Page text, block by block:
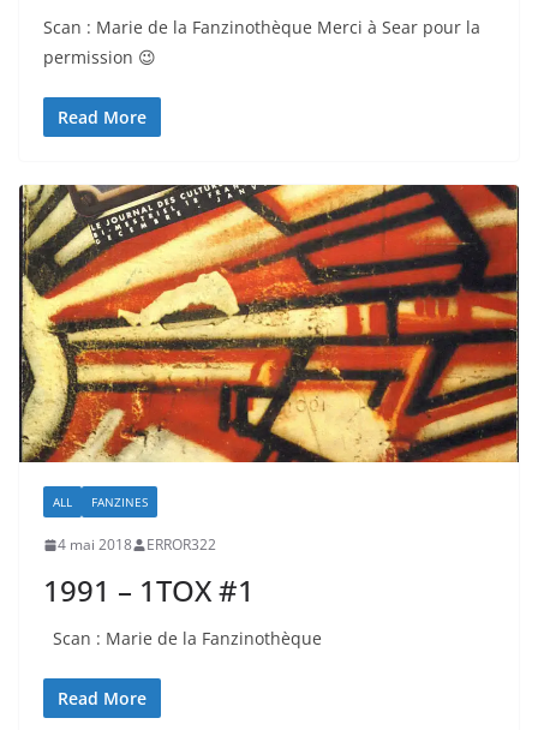
Scan : Marie de la Fanzinothèque Merci à Sear pour la
permission 😉
Read More
ALL FANZINES
4 mai 2018 ERROR322
1991 – 1TOX #1
Scan : Marie de la Fanzinothèque
Read More